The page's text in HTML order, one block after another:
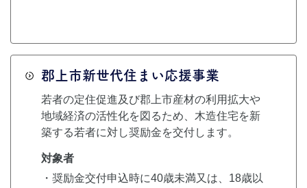
郡上市新世代住まい応援事業
若者の定住促進及び郡上市産材の利用拡大や
地域経済の活性化を図るため、木造住宅を新
築する若者に対し奨励金を交付します。
対象者
・奨励金交付申込時に40歳未満又は、18歳以